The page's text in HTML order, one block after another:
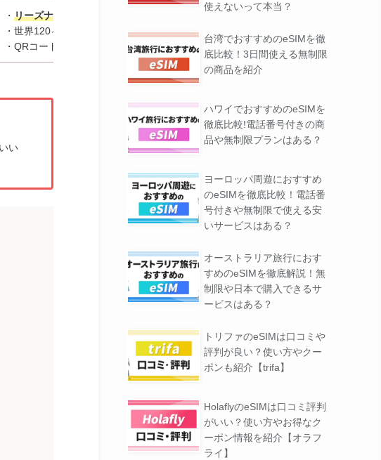
・ リーズナブルな料金設定
・世界120ヶ国で使える
・QRコード決済で購入可能
い
使えないって本当？
台湾でおすすめのeSIMを徹
底比較！3日間使える無制限
の商品を紹介
ハワイでおすすめのeSIMを
徹底比較!電話番号付きの商
品や無制限プランはある？
ヨーロッパ周遊におすすめ
のeSIMを徹底比較！電話番
号付きや無制限で使える安
いサービスはある？
オーストラリア旅行におす
すめのeSIMを徹底解説！無
制限や日本で購入できるサ
ービスはある？
トリファのeSIMは口コミや
評判が良い？使い方やクー
ポンも紹介【trifa】
HolaflyのeSIMは口コミ評判
がいい？使い方やお得なク
ーポン情報を紹介【オラフ
ライ】